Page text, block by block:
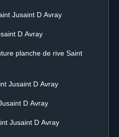
Jusaint D Avray
D Avray
planche de rive Saint
Jusaint D Avray
D Avray
Jusaint D Avray